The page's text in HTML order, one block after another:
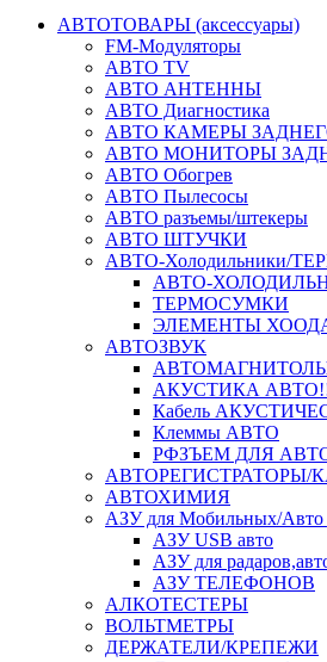
АВТОТОВАРЫ (аксессуары)
FM-Модуляторы
АВТО TV
АВТО АНТЕННЫ
АВТО Диагностика
АВТО КАМЕРЫ
АВТО МОНИТОРЫ
АВТО Обогрев
АВТО Пылесосы
АВТО разъемы/штекеры
АВТО ШТУЧКИ
АВТО-Холодильники/
АВТО-
ТЕРМОСУМКИ
ЭЛЕМЕНТЫ
АВТОЗВУК
АКУСТИКА
Кабель
Клеммы АВТО
РФЗЪЕМ ДЛЯ
АВТОРЕГИСТРАТОРЫ/
АВТОХИМИЯ
АЗУ для Мобильных/Авто
АЗУ USB авто
АЗУ для
АЗУ ТЕЛЕФОНОВ
АЛКОТЕСТЕРЫ
ВОЛЬТМЕТРЫ
ДЕРЖАТЕЛИ/КРЕПЕЖИ